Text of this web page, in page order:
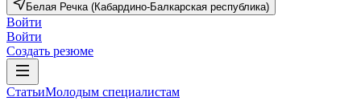
Белая Речка (Кабардино-Балкарская республика)
Войти
Войти
Создать резюме
СтатьиМолодым специалистам